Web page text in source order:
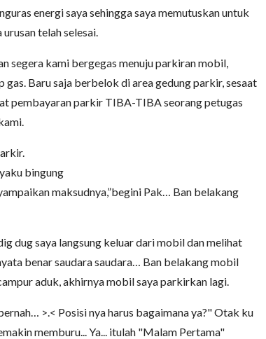
energi saya sehingga saya memutuskan untuk
telah selesai.
segera kami bergegas menuju parkiran mobil,
gas. Baru saja berbelok di area gedung parkir, sesaat
pembayaran parkir TIBA-TIBA seorang petugas
bingung
maksudnya,”begini Pak… Ban belakang
dug saya langsung keluar dari mobil dan melihat
benar saudara saudara… Ban belakang mobil
aduk, akhirnya mobil saya parkirkan lagi.
>.< Posisi nya harus bagaimana ya?" Otak ku
memburu... Ya... itulah "Malam Pertama"